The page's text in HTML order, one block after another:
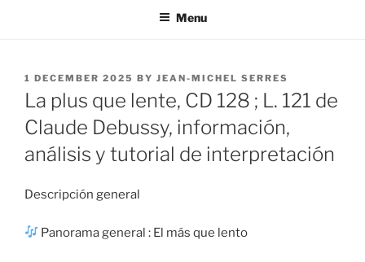
Menu
POSTED
ON
1 DECEMBER 2025 BY JEAN-MICHEL SERRES
La plus que lente, CD 128 ; L. 121 de
Claude Debussy, información,
análisis y tutorial de interpretación
Descripción general​
Panorama general : El más que lento